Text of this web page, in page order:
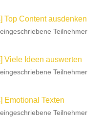
Top Content ausdenken
Teilnehmer
Viele Ideen auswerten
Teilnehmer
Emotional Texten
Teilnehmer